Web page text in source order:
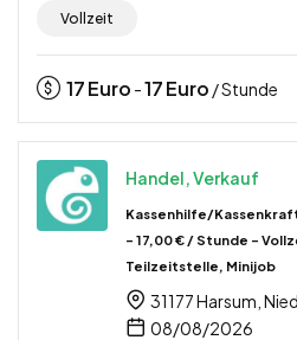
Vollzeit
17Euro -17Euro / Stunde
Handel, Verkauf
Kassenhilfe/
– 17,00 € / Stunde –
Teilzeitstelle, Minijob
31177 Harsum,
08/08/2026